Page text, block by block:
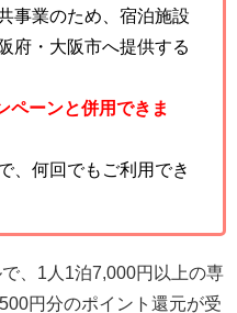
事業のため、宿泊施設
府・大阪市へ提供する
ペーンと併用できま
、何回でもご利用でき
、1人1泊7,000円以上の専
円分のポイント還元が受